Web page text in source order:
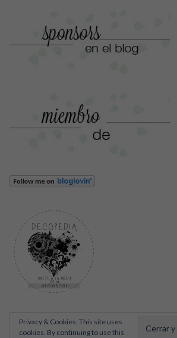
Privacy & Cookies: This site uses
cookies. By continuing to use this